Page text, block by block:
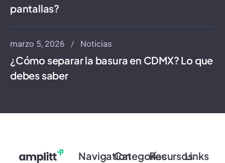
pantallas?
marzo 5, 2026 Noticias
¿Cómo separar la basura en CDMX? Lo que
debes saber
NavigationCategoríasRecursosLinks